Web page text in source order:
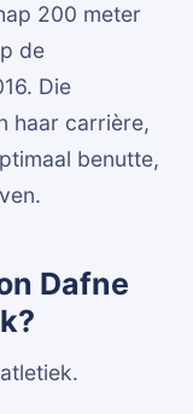
200 meter
de
Die
haar carrière,
benutte,
Dafne